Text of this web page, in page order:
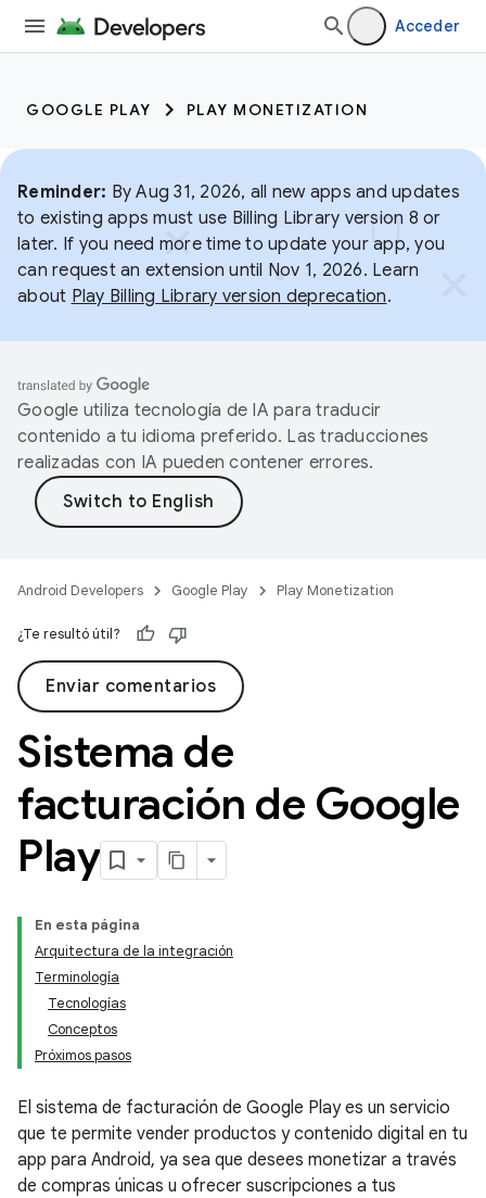
Acceder
GOOGLE PLAY PLAY MONETIZATION
Reminder: By Aug 31, 2026, all new apps and updates
to existing apps must use Billing Library version 8 or
later. If you need more time to update your app, you
can request an extension until Nov 1, 2026. Learn
about Play Billing Library version deprecation.
Google utiliza tecnología de IA para traducir
contenido a tu idioma preferido. Las traducciones
realizadas con IA pueden contener errores.
Android Developers Google Play Play Monetization
¿Te resultó útil?
Enviar comentarios
Sistema de
facturación de Google
Play
En esta página
Arquitectura de la integración
Terminología
Tecnologías
Conceptos
Próximos pasos
El sistema de facturación de Google Play es un servicio
que te permite vender productos y contenido digital en tu
app para Android, ya sea que desees monetizar a través
de compras únicas u ofrecer suscripciones a tus